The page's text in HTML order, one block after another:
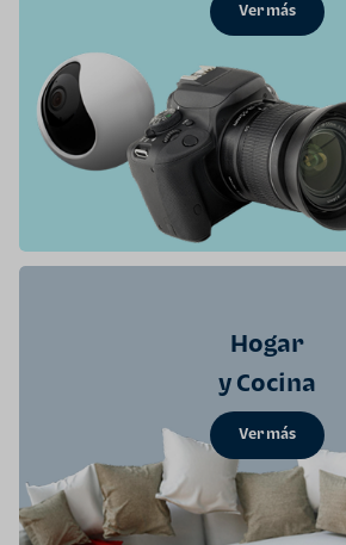
Ver más
Hogar
y Cocina
Ver más